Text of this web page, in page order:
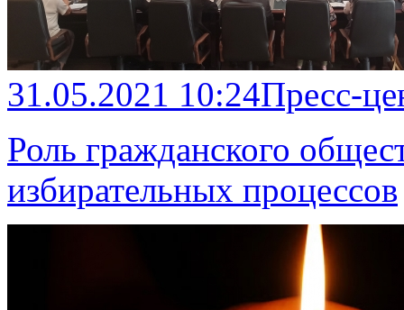
31.05.2021 10:24Пресс-
Роль гражданского
избирательных процессов